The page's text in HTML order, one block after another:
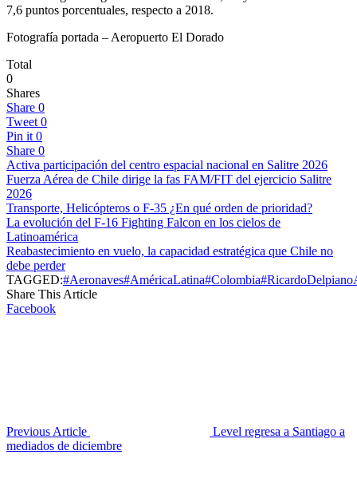
7,6 puntos porcentuales, respecto a 2018.
Fotografía portada – Aeropuerto El Dorado
Total
0
Shares
Share 0
Tweet 0
Pin it 0
Share 0
Activa participación del centro espacial nacional en Salitre 2026
Fuerza Aérea de Chile dirige la fas FAM/FIT del ejercicio Salitre
2026
Transporte, Helicópteros o F-35 ¿En qué orden de prioridad?
La evolución del F-16 Fighting Falcon en los cielos de
Latinoamérica
Reabastecimiento en vuelo, la capacidad estratégica que Chile no
debe perder
TAGGED:#Aeronaves#AméricaLatina#Colombia#RicardoDelpiano
Share This Article
Facebook
Previous Article
Level regresa a Santiago a
mediados de diciembre